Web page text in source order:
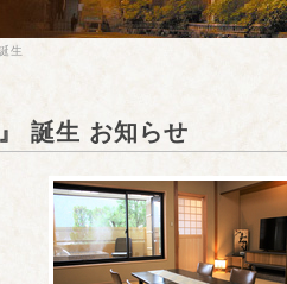
生
誕生 お知らせ